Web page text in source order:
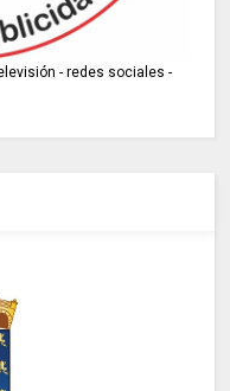
- redes sociales -